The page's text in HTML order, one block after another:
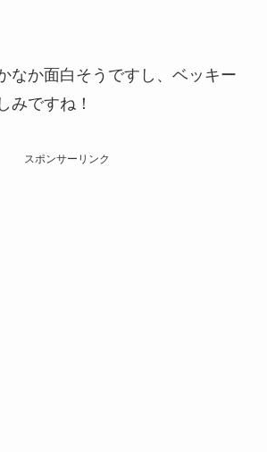
なか面白そうですし、ベッキー
みですね！
スポンサーリンク